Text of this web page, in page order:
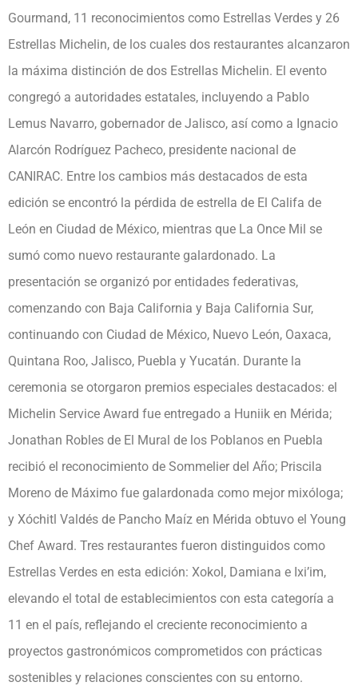
Gourmand, 11 reconocimientos como Estrellas Verdes y 26
Estrellas Michelin, de los cuales dos restaurantes alcanzaron
la máxima distinción de dos Estrellas Michelin. El evento
congregó a autoridades estatales, incluyendo a Pablo
Lemus Navarro, gobernador de Jalisco, así como a Ignacio
Alarcón Rodríguez Pacheco, presidente nacional de
CANIRAC. Entre los cambios más destacados de esta
edición se encontró la pérdida de estrella de El Califa de
León en Ciudad de México, mientras que La Once Mil se
sumó como nuevo restaurante galardonado. La
presentación se organizó por entidades federativas,
comenzando con Baja California y Baja California Sur,
continuando con Ciudad de México, Nuevo León, Oaxaca,
Quintana Roo, Jalisco, Puebla y Yucatán. Durante la
ceremonia se otorgaron premios especiales destacados: el
Michelin Service Award fue entregado a Huniik en Mérida;
Jonathan Robles de El Mural de los Poblanos en Puebla
recibió el reconocimiento de Sommelier del Año; Priscila
Moreno de Máximo fue galardonada como mejor mixóloga;
y Xóchitl Valdés de Pancho Maíz en Mérida obtuvo el Young
Chef Award. Tres restaurantes fueron distinguidos como
Estrellas Verdes en esta edición: Xokol, Damiana e Ixi’im,
elevando el total de establecimientos con esta categoría a
11 en el país, reflejando el creciente reconocimiento a
proyectos gastronómicos comprometidos con prácticas
sostenibles y relaciones conscientes con su entorno.